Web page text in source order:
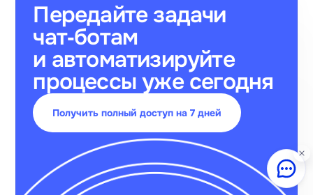
Передайте задачи
чат‑ботам
и автоматизируйте
процессы уже сегодня
Получить полный доступ на 7 дней